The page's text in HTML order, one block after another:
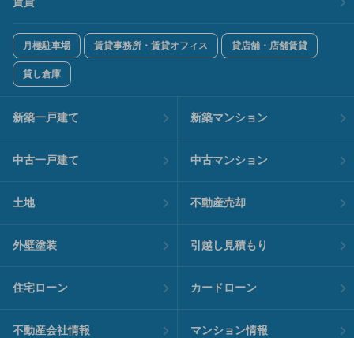
月極駐車場 賃貸事務所・賃貸オフィス 貸店舗・店舗賃貸
貸し倉庫
新築一戸建て 新築マンション
中古一戸建て 中古マンション
土地 不動産売却
外壁塗装 引越し見積もり
住宅ローン カードローン
不動産会社情報 マンション情報